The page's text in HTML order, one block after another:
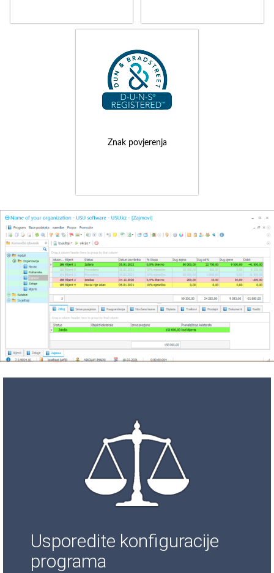
Znak povjerenja
Usporedite konfiguracije
programa